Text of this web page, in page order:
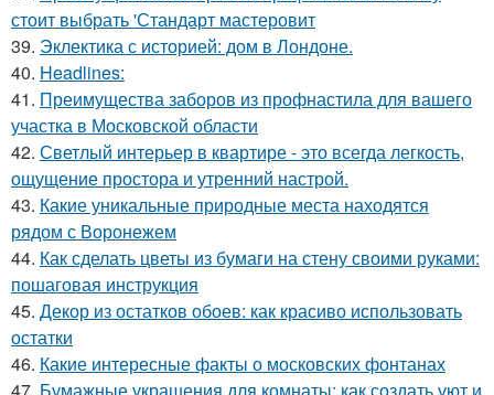
стоит выбрать 'Стандарт мастеровит
39. Эклектика с историей: дом в Лондоне.
40. Headlines:
41. Преимущества заборов из профнастила для вашего
участка в Московской области
42. Светлый интерьер в квартире - это всегда легкость,
ощущение простора и утренний настрой.
43. Какие уникальные природные места находятся
рядом с Воронежем
44. Как сделать цветы из бумаги на стену своими руками:
пошаговая инструкция
45. Декор из остатков обоев: как красиво использовать
остатки
46. Какие интересные факты о московских фонтанах